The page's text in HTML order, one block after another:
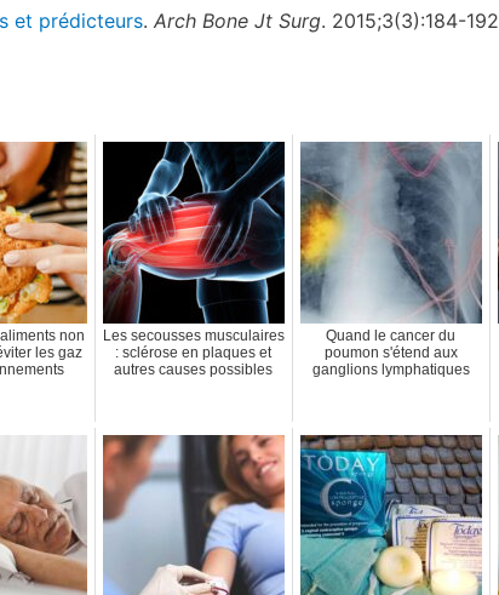
et prédicteurs. Arch Bone Jt Surg. 2015;3(3):184-192
non
les gaz
Les secousses musculaires
: sclérose en plaques et
autres causes possibles
Quand le cancer du
poumon s'étend aux
ganglions lymphatiques